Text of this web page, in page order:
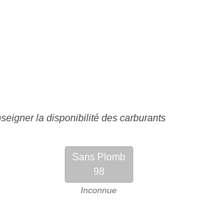
la disponibilité des carburants
Sans Plomb
98
Inconnue